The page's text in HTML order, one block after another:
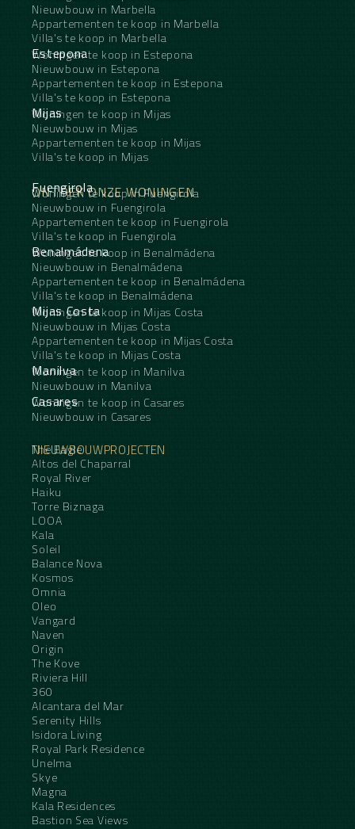
Nieuwbouw in Marbella
Appartementen te koop in Marbella
Villa's te koop in Marbella
Estepona
Woningen te koop in Estepona
Nieuwbouw in Estepona
Appartementen te koop in Estepona
Villa's te koop in Estepona
Mijas
Woningen te koop in Mijas
Nieuwbouw in Mijas
Appartementen te koop in Mijas
Villa's te koop in Mijas
ONTDEK ONZE WONINGEN
Fuengirola
Woningen te koop in Fuengirola
Nieuwbouw in Fuengirola
Appartementen te koop in Fuengirola
Villa's te koop in Fuengirola
Benalmádena
Woningen te koop in Benalmádena
Nieuwbouw in Benalmádena
Appartementen te koop in Benalmádena
Villa's te koop in Benalmádena
Mijas Costa
Woningen te koop in Mijas Costa
Nieuwbouw in Mijas Costa
Appartementen te koop in Mijas Costa
Villa's te koop in Mijas Costa
Manilva
Woningen te koop in Manilva
Nieuwbouw in Manilva
Casares
Woningen te koop in Casares
Nieuwbouw in Casares
NIEUWBOUWPROJECTEN
The Eagle
Altos del Chaparral
Royal River
Haiku
Torre Biznaga
LOOA
Kala
Soleil
Balance Nova
Kosmos
Omnia
Oleo
Vangard
Naven
Origin
The Kove
Riviera Hill
360
Alcantara del Mar
Serenity Hills
Isidora Living
Royal Park Residence
Unelma
Skye
Magna
Kala Residences
Bastion Sea Views